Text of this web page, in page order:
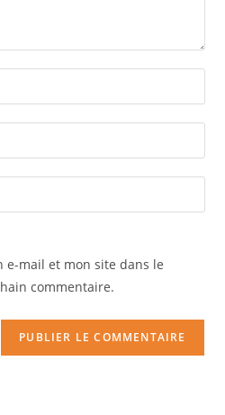
e-mail et mon site dans le
commentaire.